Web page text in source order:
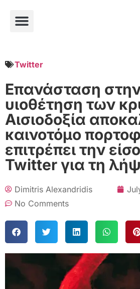
Twitter
Επανάσταση
υιοθέτηση των
Αισιοδοξία
καινοτόμο
επιτρέπει την
Twitter για τη
Dimitris Alexandridis
No Comments